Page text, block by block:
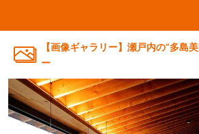
【画像ギャラリー】瀬戸内の“多島
ー